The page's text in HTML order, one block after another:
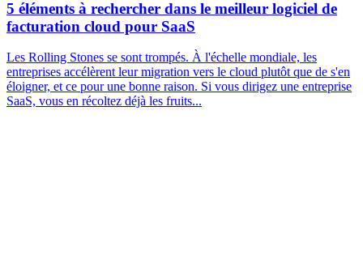
5 éléments à rechercher dans le meilleur logiciel de
facturation cloud pour SaaS
Les Rolling Stones se sont trompés. À l'échelle mondiale, les
entreprises accélèrent leur migration vers le cloud plutôt que de s'en
éloigner, et ce pour une bonne raison. Si vous dirigez une entreprise
SaaS, vous en récoltez déjà les fruits...